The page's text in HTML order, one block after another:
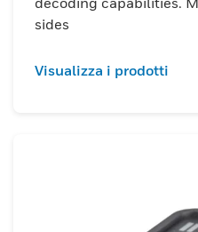
sides
Visualizza i prodotti